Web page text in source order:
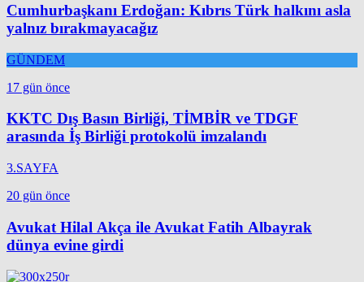
Cumhurbaşkanı Erdoğan: Kıbrıs Türk halkını asla
yalnız bırakmayacağız
GÜNDEM
17 gün önce
KKTC Dış Basın Birliği, TİMBİR ve TDGF
arasında İş Birliği protokolü imzalandı
3.SAYFA
20 gün önce
Avukat Hilal Akça ile Avukat Fatih Albayrak
dünya evine girdi